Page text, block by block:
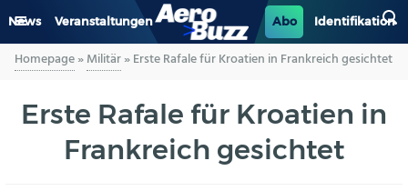
News Veranstaltungen Abo Identifikation
GENERAL AVIATION
BIZAV
LUFTVERKEHR
Homepage»Militär»Erste Rafale für Kroatien in Frankreich gesichtet
Erste Rafale für Kroatien in
Frankreich gesichtet